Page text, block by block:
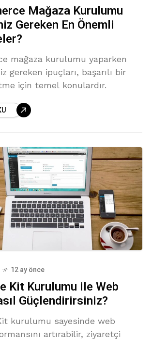
Mağaza Kurulumu
Gereken En Önemli
mağaza kurulumu yaparken
gereken ipuçları, başarılı bir
için temel konulardır.
12 ay önce
Kit Kurulumu ile Web
Güçlendirirsiniz?
kurulumu sayesinde web
artırabilir, ziyaretçi